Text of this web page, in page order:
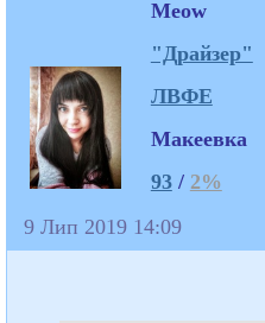
Meow
"Драйзер"
ЛВФЕ
Макеевка
93/ 2%
9 Лип 2019 14:09